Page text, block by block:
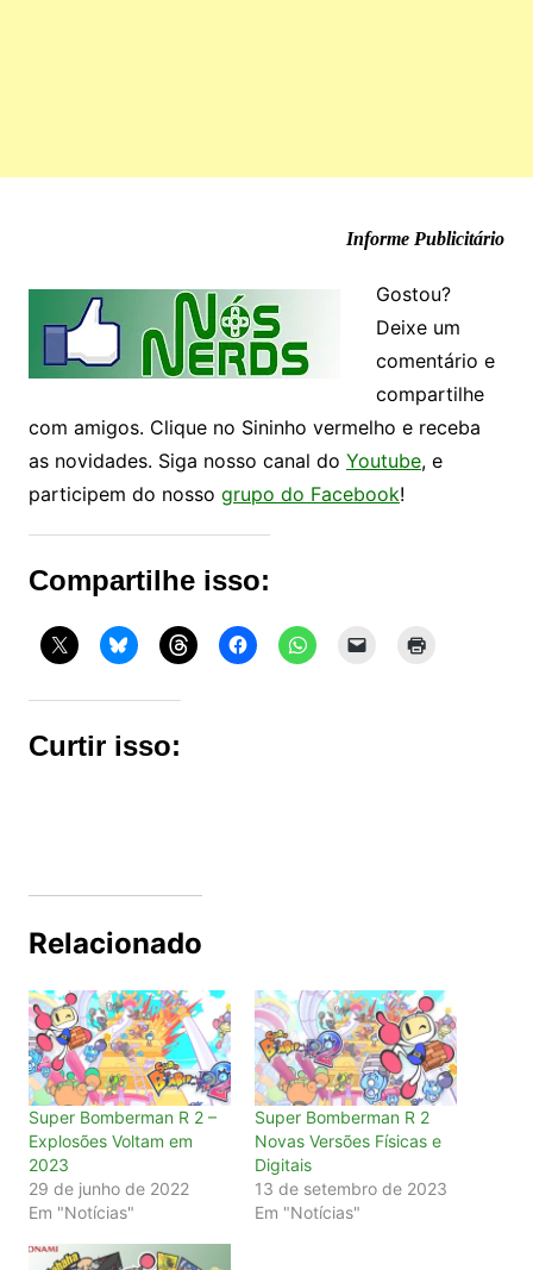
Informe Publicitário
Gostou?
Deixe um
comentário e
compartilhe
com amigos. Clique no Sininho vermelho e receba
as novidades. Siga nosso canal do Youtube, e
participem do nosso grupo do Facebook!
Compartilhe isso:
Curtir isso:
Relacionado
Super Bomberman R 2 –
Explosões Voltam em
2023
29 de junho de 2022
Em "Notícias"
Super Bomberman R 2
Novas Versões Físicas e
Digitais
13 de setembro de 2023
Em "Notícias"